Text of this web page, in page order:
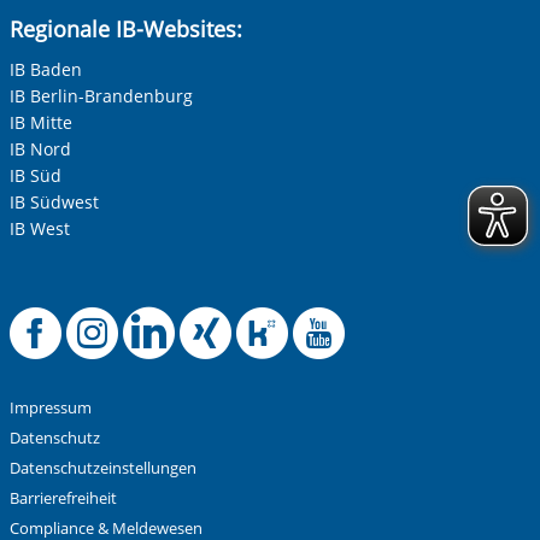
Regionale IB-Websites:
IB Baden
IB Berlin-Brandenburg
IB Mitte
IB Nord
IB Süd
IB Südwest
IB West
Offizielle
Offizielle
Offizielle
Offizielle
Offizielle
Impressum
Datenschutz
Datenschutzeinstellungen
Barrierefreiheit
Compliance & Meldewesen